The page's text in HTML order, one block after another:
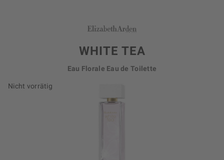
Nicht vorrätig
WHITE TEA
Eau Florale Eau de Toilette